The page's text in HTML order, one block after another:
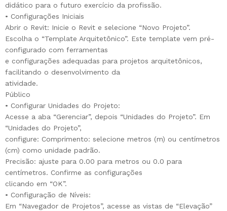
didático para o futuro exercício da profissão.
• Configurações Iniciais
Abrir o Revit: Inicie o Revit e selecione “Novo Projeto”.
Escolha o “Template Arquitetônico”. Este template vem pré-
configurado com ferramentas
e configurações adequadas para projetos arquitetônicos,
facilitando o desenvolvimento da
atividade.
Público
• Configurar Unidades do Projeto:
Acesse a aba “Gerenciar”, depois “Unidades do Projeto”. Em
“Unidades do Projeto”,
configure: Comprimento: selecione metros (m) ou centímetros
(cm) como unidade padrão.
Precisão: ajuste para 0.00 para metros ou 0.0 para
centímetros. Confirme as configurações
clicando em “OK”.
• Configuração de Níveis:
Em “Navegador de Projetos”, acesse as vistas de “Elevação”